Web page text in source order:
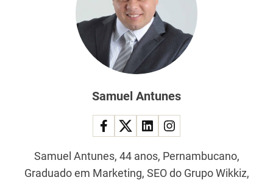
Samuel Antunes
Samuel Antunes, 44 anos, Pernambucano,
Graduado em Marketing, SEO do Grupo Wikkiz,